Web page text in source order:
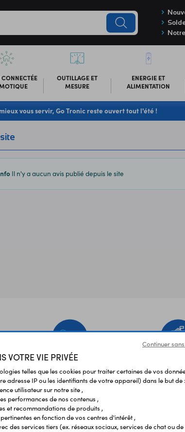
OUTILLAGE ET
MESURE
ENERGIE ET
ALIMENTATION
vous servir, Go Tronic reste ouvert tout l'été !
Il n'y a aucun avis publié depuis le site
LIVRAISON
RAPIDE
et témoignages
Continuer
VOTRE VIE PRIVÉE
telles que les cookies pour traiter certaines de vos
adresse IP ou les identifiants de votre appareil) dans le but de :
utilisateur sur notre site ,
performances de nos contenus ,
et recommandations de produits ,
en fonction de vos centres d'intérêt ,
des services tiers (ex. réseaux sociaux, services de chat ou de